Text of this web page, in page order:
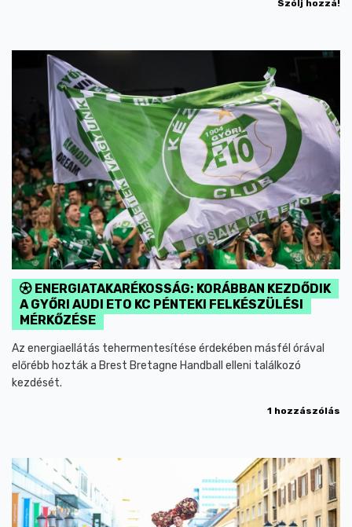
Szólj hozzá!
ENERGIATAKARÉKOSSÁG: KORÁBBAN KEZDŐDIK
A GYŐRI AUDI ETO KC PÉNTEKI FELKÉSZÜLÉSI
MÉRKŐZÉSE
Az energiaellátás tehermentesítése érdekében másfél órával
előrébb hozták a Brest Bretagne Handball elleni találkozó
kezdését.
1 hozzászólás